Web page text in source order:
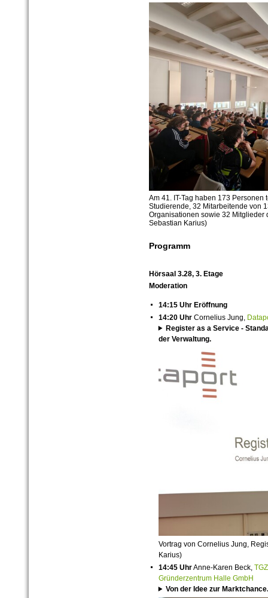
Am 41. IT-Tag haben 173
Studierende, 32 Mitarbeitende von
Organisationen sowie 32 Mitglieder
Sebastian Karius)
Programm
Hörsaal 3.28, 3. Etage
Moderation
14:15 Uhr Eröffnung
14:20 UhrCornelius Jung,
Register as a Service -
der Verwaltung.
Vortrag von Cornelius Jung,
Karius)
14:45 UhrAnne-Karen Beck,
Gründerzentrum Halle GmbH
Von der Idee zur